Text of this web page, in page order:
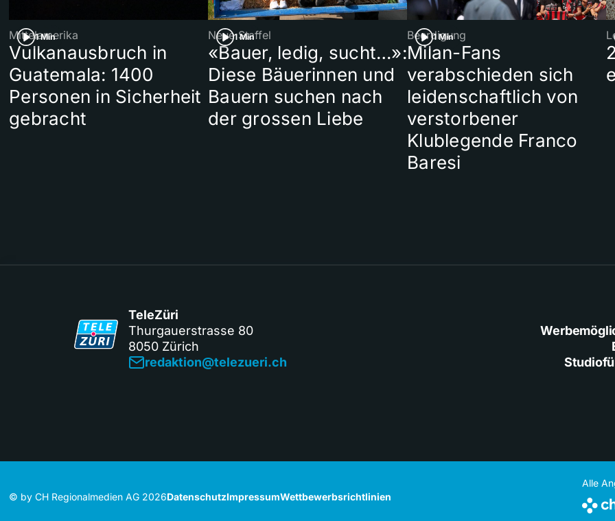
1 Min
Mittelamerika
Vulkanausbruch in
Guatemala: 1400
Personen in Sicherheit
gebracht
1 Min
Neue Staffel
«Bauer, ledig, sucht…»:
Diese Bäuerinnen und
Bauern suchen nach
der grossen Liebe
1 Min
Beerdigung
Milan-Fans
verabschieden sich
leidenschaftlich von
verstorbener
Klublegende Franco
Baresi
TeleZüri
Thurgauerstrasse 80
8050 Zürich
redaktion@telezueri.ch
© by CH Regionalmedien AG 2026DatenschutzImpressumWettbewerbsrichtlinien
Alle